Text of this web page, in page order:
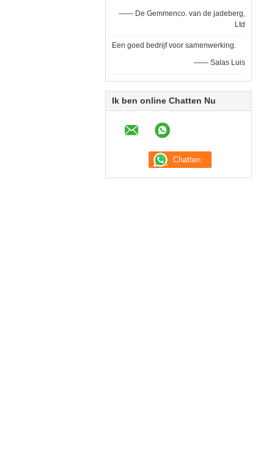
—— De Gemmenco. van de jadeberg,
Ltd
Een goed bedrijf voor samenwerking.
—— Salas Luis
Ik ben online Chatten Nu